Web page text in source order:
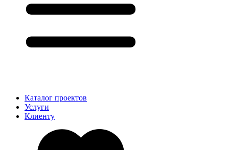
Каталог проектов
Услуги
Клиенту